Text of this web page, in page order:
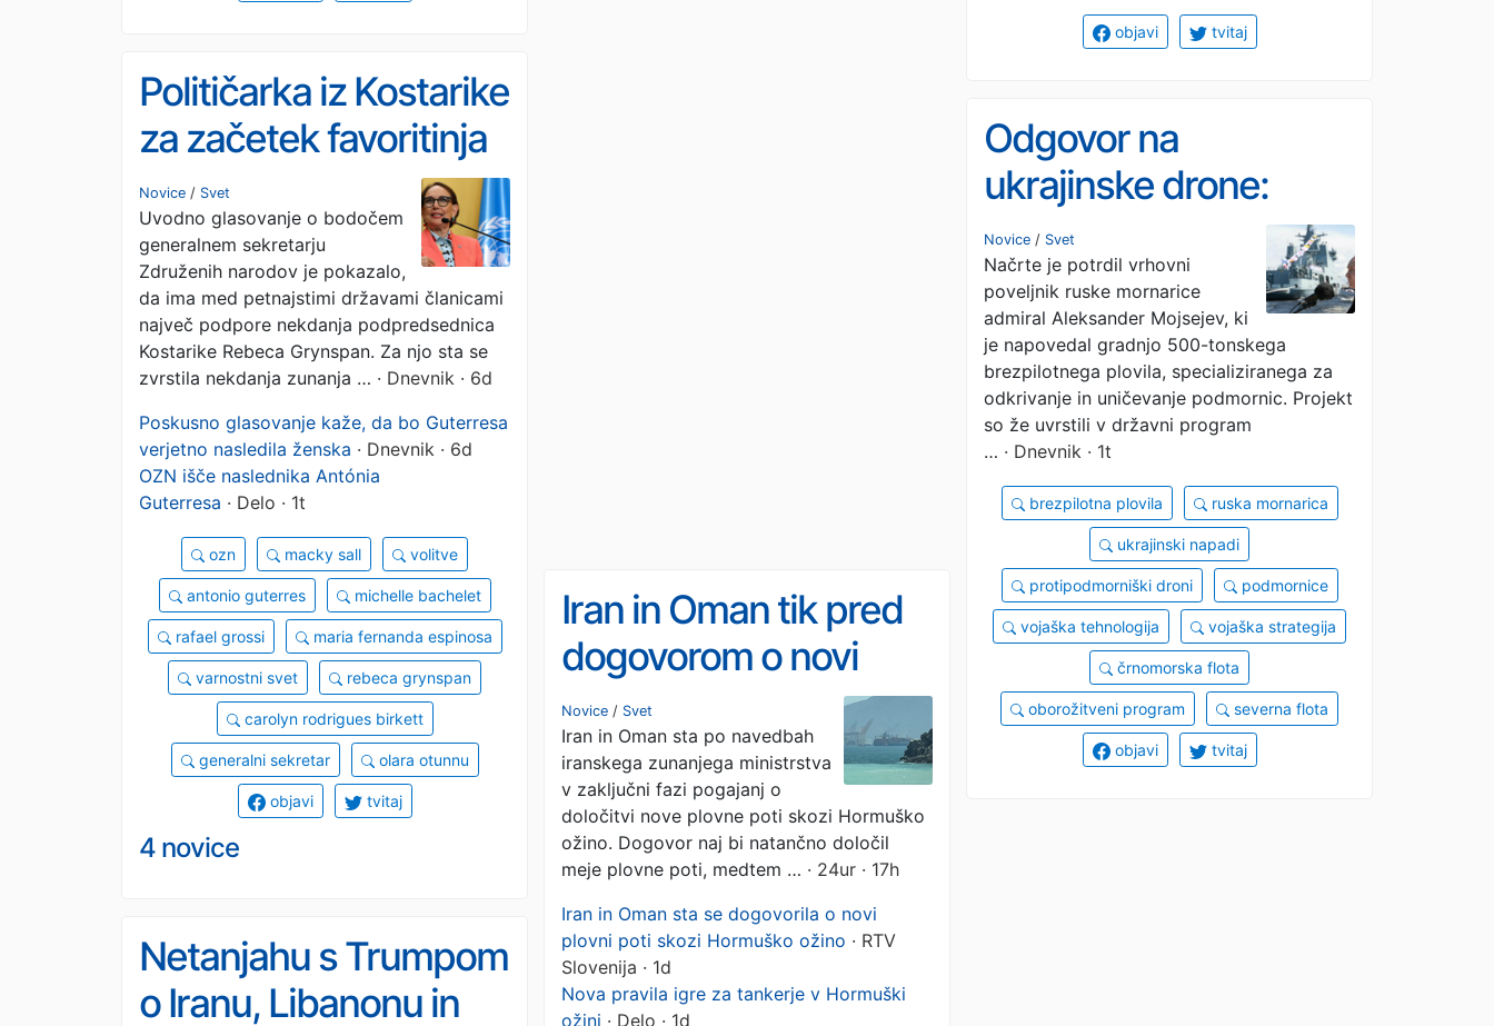
objavi tvitaj
Političarka iz Kostarike
za začetek favoritinja
za vodenje OZN
Novice / Svet
Uvodno glasovanje o bodočem
generalnem sekretarju
Združenih narodov je pokazalo,
da ima med petnajstimi državami članicami
največ podpore nekdanja podpredsednica
Kostarike Rebeca Grynspan. Za njo sta se
zvrstila nekdanja zunanja … · Dnevnik · 6d
Poskusno glasovanje kaže, da bo Guterresa
verjetno nasledila ženska · Dnevnik · 6d
OZN išče naslednika Antónia
Guterresa · Delo · 1t
ozn macky sall volitve
antonio guterres michelle bachelet
rafael grossi maria fernanda espinosa
varnostni svet rebeca grynspan
carolyn rodrigues birkett
generalni sekretar olara otunnu
objavi tvitaj
4 novice
Odgovor na
ukrajinske drone:
Rusija razvija prvo
brezpilotno
protipodmorniško
plovilo
Novice / Svet
Načrte je potrdil vrhovni
poveljnik ruske mornarice
admiral Aleksander Mojsejev, ki
je napovedal gradnjo 500-tonskega
brezpilotnega plovila, specializiranega za
odkrivanje in uničevanje podmornic. Projekt
so že uvrstili v državni program
… · Dnevnik · 1t
brezpilotna plovila ruska mornarica
ukrajinski napadi
protipodmorniški droni podmornice
vojaška tehnologija vojaška strategija
črnomorska flota
oborožitveni program severna flota
objavi tvitaj
Iran in Oman tik pred
dogovorom o novi
plovni poti skozi
Hormuško ožino
Novice / Svet
Iran in Oman sta po navedbah
iranskega zunanjega ministrstva
v zaključni fazi pogajanj o
določitvi nove plovne poti skozi Hormuško
ožino. Dogovor naj bi natančno določil
meje plovne poti, medtem … · 24ur · 17h
Iran in Oman sta se dogovorila o novi
plovni poti skozi Hormuško ožino · RTV
Slovenija · 1d
Nova pravila igre za tankerje v Hormuški
ožini · Delo · 1d
Netanjahu s Trumpom
o Iranu, Libanonu in